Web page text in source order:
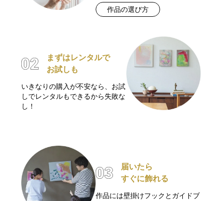
作品の選び方
まずはレンタルで
お試しも
いきなりの購入が不安なら、お試
しでレンタルもできるから失敗な
し！
届いたら
すぐに飾れる
作品には壁掛けフックとガイドブ